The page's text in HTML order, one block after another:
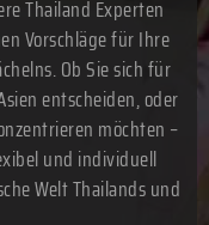
Thailand Experten
Vorschläge für Ihre
Ob Sie sich für
entscheiden, oder
möchten –
und individuell
Welt Thailands und